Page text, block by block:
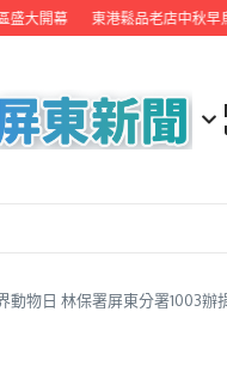
盛大開幕 東港鬆品老店中秋早
動物日 林保署屏東分署1003辦